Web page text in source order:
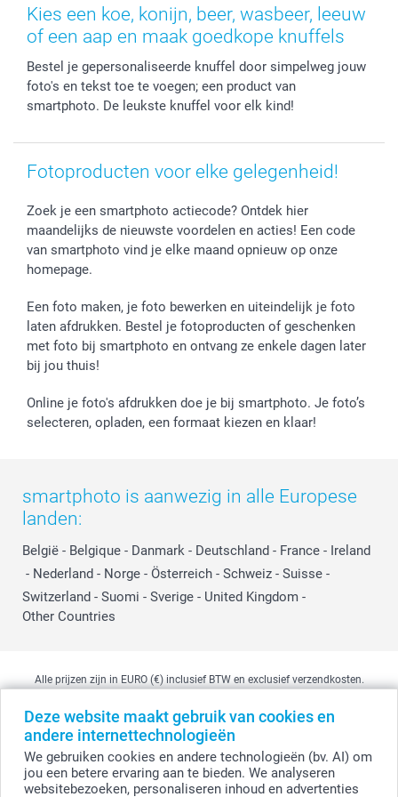
Deze website maakt gebruik van cookies en
andere internettechnologieën
We gebruiken cookies en andere technologieën (bv. AI) om
jou een betere ervaring aan te bieden. We analyseren
websitebezoeken, personaliseren inhoud en advertenties
Stickers en Etiketten
Fotokaders, Decoratie en Snoepjes
Geschenken voor hem
Afstuderen
Vaderdag
Verjaardag
Voorwaarden
Herroepingsrecht
Wettelijke garantie
Privacybeleid
Prijslijst
Jobs & Stages
smartgarantie
smartbonus
Grote bestellingen
Levering
smartfriends
Kies een koe, konijn, beer, wasbeer, leeuw
of een aap en maak goedkope knuffels
Bestel je gepersonaliseerde knuffel door simpelweg jouw
foto's en tekst toe te voegen; een product van
smartphoto. De leukste knuffel voor elk kind!
Fotoproducten voor elke gelegenheid!
Zoek je een smartphoto actiecode? Ontdek hier
maandelijks de nieuwste voordelen en acties! Een code
van smartphoto vind je elke maand opnieuw op onze
homepage.
Een foto maken, je foto bewerken en uiteindelijk je foto
laten afdrukken. Bestel je fotoproducten of geschenken
met foto bij smartphoto en ontvang ze enkele dagen later
bij jou thuis!
Online je foto's afdrukken doe je bij smartphoto. Je foto’s
selecteren, opladen, een formaat kiezen en klaar!
smartphoto is aanwezig in alle Europese
landen:
België - Belgique - Danmark - Deutschland - France - Ireland
- Nederland - Norge - Österreich - Schweiz - Suisse -
Switzerland - Suomi - Sverige - United Kingdom -
Other Countries
© smartphoto group. Alle rechten voorbehouden
smartphoto group NV.
Kwatrechtsteenweg 160, 9230 Wetteren, België
BTW-nummer BE 0405.706.755
Alle prijzen zijn in EURO (€) inclusief BTW en exclusief verzendkosten.